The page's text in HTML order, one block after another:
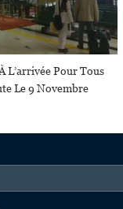
L’arrivée Pour Tous
Le 9 Novembre